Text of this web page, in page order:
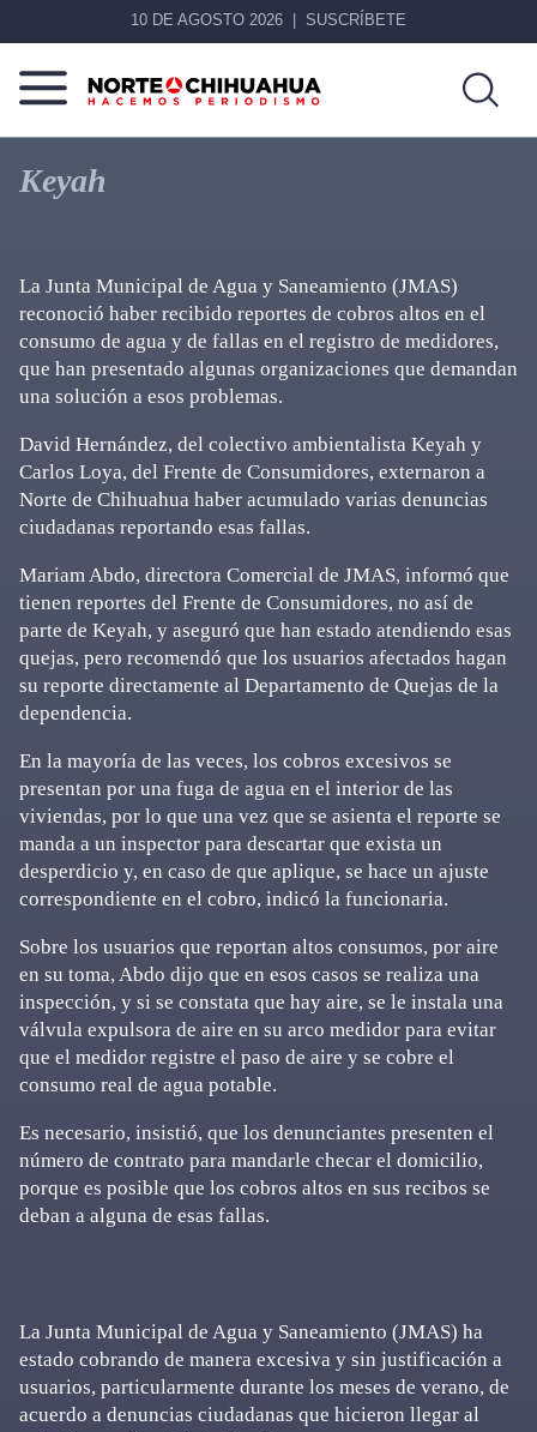
10 DE AGOSTO 2026 SUSCRÍBETE
Norte
De
Chihuahua
Más
que
noticias,
Keyah
La Junta Municipal de Agua y Saneamiento (JMAS)
reconoció haber recibido reportes de cobros altos en el
consumo de agua y de fallas en el registro de medidores,
que han presentado algunas organizaciones que demandan
una solución a esos problemas.
David Hernández, del colectivo ambientalista Keyah y
Carlos Loya, del Frente de Consumidores, externaron a
Norte de Chihuahua haber acumulado varias denuncias
ciudadanas reportando esas fallas.
Mariam Abdo, directora Comercial de JMAS, informó que
tienen reportes del Frente de Consumidores, no así de
parte de Keyah, y aseguró que han estado atendiendo esas
quejas, pero recomendó que los usuarios afectados hagan
su reporte directamente al Departamento de Quejas de la
dependencia.
En la mayoría de las veces, los cobros excesivos se
presentan por una fuga de agua en el interior de las
viviendas, por lo que una vez que se asienta el reporte se
manda a un inspector para descartar que exista un
desperdicio y, en caso de que aplique, se hace un ajuste
correspondiente en el cobro, indicó la funcionaria.
Sobre los usuarios que reportan altos consumos, por aire
en su toma, Abdo dijo que en esos casos se realiza una
inspección, y si se constata que hay aire, se le instala una
válvula expulsora de aire en su arco medidor para evitar
que el medidor registre el paso de aire y se cobre el
consumo real de agua potable.
Es necesario, insistió, que los denunciantes presenten el
número de contrato para mandarle checar el domicilio,
porque es posible que los cobros altos en sus recibos se
deban a alguna de esas fallas.
La Junta Municipal de Agua y Saneamiento (JMAS) ha
estado cobrando de manera excesiva y sin justificación a
usuarios, particularmente durante los meses de verano, de
acuerdo a denuncias ciudadanas que hicieron llegar al